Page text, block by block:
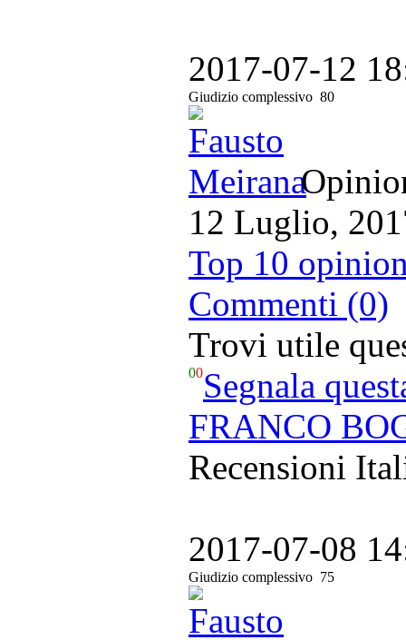
2017-07-12
Giudizio complessivo 80
12 Luglio,
Top 10
Commenti (0)
Trovi utile
00Segnala
FRANCO
Recensioni
2017-07-08
Giudizio complessivo 75